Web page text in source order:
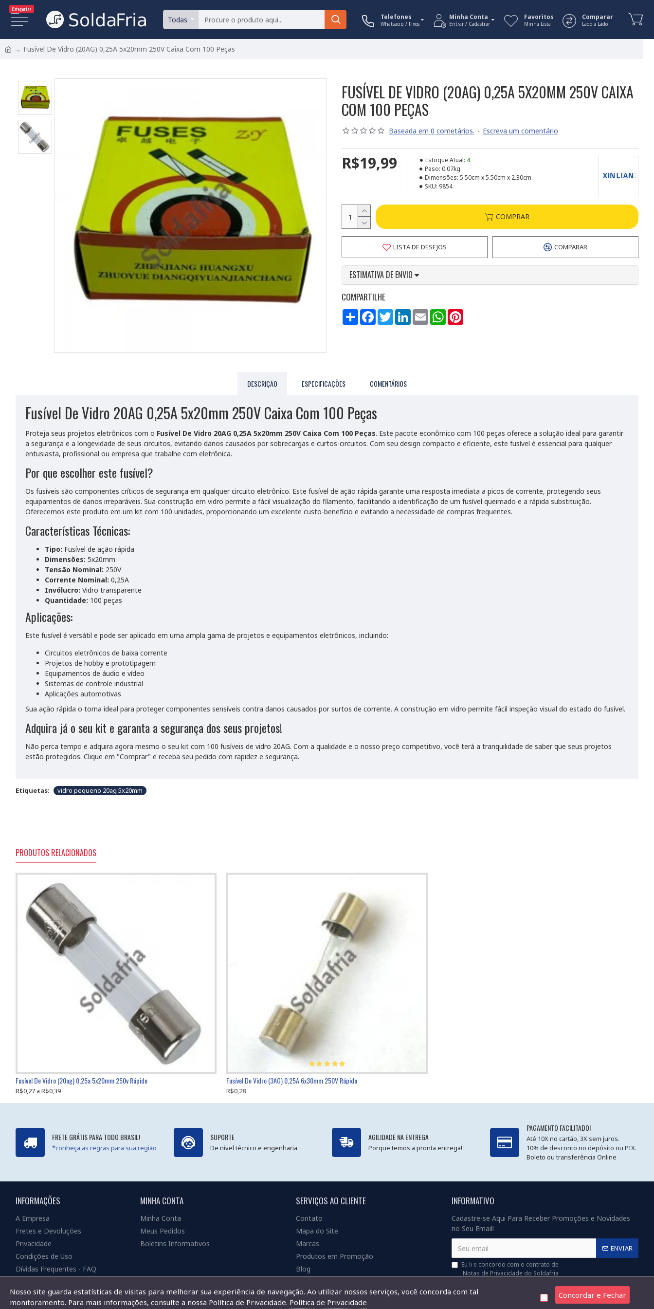
Categorias
Todas Telefones
Whatsapp / Fixos
Minha Conta
Entrar / Cadastrar
Favoritos
Minha Lista
Comparar
Lado a Lado
Fusível De Vidro (20AG) 0,25A 5x20mm 250V Caixa Com 100 Peças
FUSÍVEL DE VIDRO (20AG) 0,25A 5X20MM 250V CAIXA
COM 100 PEÇAS
Baseada em 0 cometários. - Escreva um comentário
R$19,99 Estoque Atual: 4
Peso: 0.07kg
Dimensões: 5.50cm x 5.50cm x 2.30cm
SKU: 9854
COMPRAR
LISTA DE DESEJOS COMPARAR
ESTIMATIVA DE ENVIO
COMPARTILHE
Compartilhar
FacebookTwitterLinkedInEmail WhatsApp
DESCRIÇÃO ESPECIFICAÇÕES COMENTÁRIOS
Fusível De Vidro 20AG 0,25A 5x20mm 250V Caixa Com 100 Peças
Proteja seus projetos eletrônicos com o Fusível De Vidro 20AG 0,25A 5x20mm 250V Caixa Com 100 Peças. Este pacote econômico com 100 peças oferece a solução ideal para garantir
a segurança e a longevidade de seus circuitos, evitando danos causados por sobrecargas e curtos-circuitos. Com seu design compacto e eficiente, este fusível é essencial para qualquer
entusiasta, profissional ou empresa que trabalhe com eletrônica.
Por que escolher este fusível?
Os fusíveis são componentes críticos de segurança em qualquer circuito eletrônico. Este fusível de ação rápida garante uma resposta imediata a picos de corrente, protegendo seus
equipamentos de danos irreparáveis. Sua construção em vidro permite a fácil visualização do filamento, facilitando a identificação de um fusível queimado e a rápida substituição.
Oferecemos este produto em um kit com 100 unidades, proporcionando um excelente custo-benefício e evitando a necessidade de compras frequentes.
Características Técnicas:
Tipo: Fusível de ação rápida
Dimensões: 5x20mm
Tensão Nominal: 250V
Corrente Nominal: 0,25A
Invólucro: Vidro transparente
Quantidade: 100 peças
Aplicações:
Este fusível é versátil e pode ser aplicado em uma ampla gama de projetos e equipamentos eletrônicos, incluindo:
Circuitos eletrônicos de baixa corrente
Projetos de hobby e prototipagem
Equipamentos de áudio e vídeo
Sistemas de controle industrial
Aplicações automotivas
Sua ação rápida o torna ideal para proteger componentes sensíveis contra danos causados por surtos de corrente. A construção em vidro permite fácil inspeção visual do estado do fusível.
Adquira já o seu kit e garanta a segurança dos seus projetos!
Não perca tempo e adquira agora mesmo o seu kit com 100 fusíveis de vidro 20AG. Com a qualidade e o nosso preço competitivo, você terá a tranquilidade de saber que seus projetos
estão protegidos. Clique em "Comprar" e receba seu pedido com rapidez e segurança.
Etiquetas: vidro pequeno 20ag 5x20mm
PRODUTOS RELACIONADOS
Fusível De Vidro (20ag) 0,25a 5x20mm 250v Rápido
R$0,27 a R$0,39
Fusível De Vidro (3AG) 0,25A 6x30mm 250V Rápido
R$0,28
FRETE GRÁTIS PARA TODO BRASIL!
*conheça as regras para sua região
SUPORTE
De nível técnico e engenharia
AGILIDADE NA ENTREGA
Porque temos a pronta entrega!
PAGAMENTO FACILITADO!
Até 10X no cartão, 3X sem juros.
10% de desconto no depósito ou PIX.
Boleto ou transferência Online
INFORMAÇÕES
A Empresa
Fretes e Devoluções
Privacidade
Condições de Uso
Dívidas Frequentes - FAQ
MINHA CONTA
Minha Conta
Meus Pedidos
Boletins Informativos
SERVIÇOS AO CLIENTE
Contato
Mapa do Site
Marcas
Produtos em Promoção
Blog
INFORMATIVO
Cadastre-se Aqui Para Receber Promoções e Novidades
no Seu Email!
ENVIAR
Eu li e concordo com o contrato de
Notas de Privacidade do Soldafria
Nosso site guarda estatísticas de visitas para melhorar sua experiência de navegação. Ao utilizar nossos serviços, você concorda com tal
monitoramento. Para mais informações, consulte a nossa Política de Privacidade. Política de Privacidade
Concordar e Fechar